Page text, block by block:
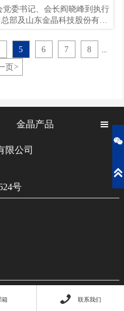
党委书记、会长阎晓峰到执行
部及山东金晶科技股份有限
研究、碳市场建设、碳委会
零工厂”建设、科技创新、标
谈交流。
5 6 7 8 ...
页 >
金晶产品 
限公司
号
箱  联系我们

